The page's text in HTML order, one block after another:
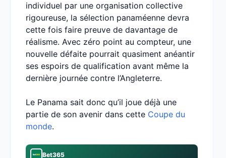
individuel par une organisation collective
rigoureuse, la sélection panaméenne devra
cette fois faire preuve de davantage de
réalisme. Avec zéro point au compteur, une
nouvelle défaite pourrait quasiment anéantir
ses espoirs de qualification avant même la
dernière journée contre l’Angleterre.
Le Panama sait donc qu’il joue déjà une
partie de son avenir dans cette Coupe du
monde.
Bet365